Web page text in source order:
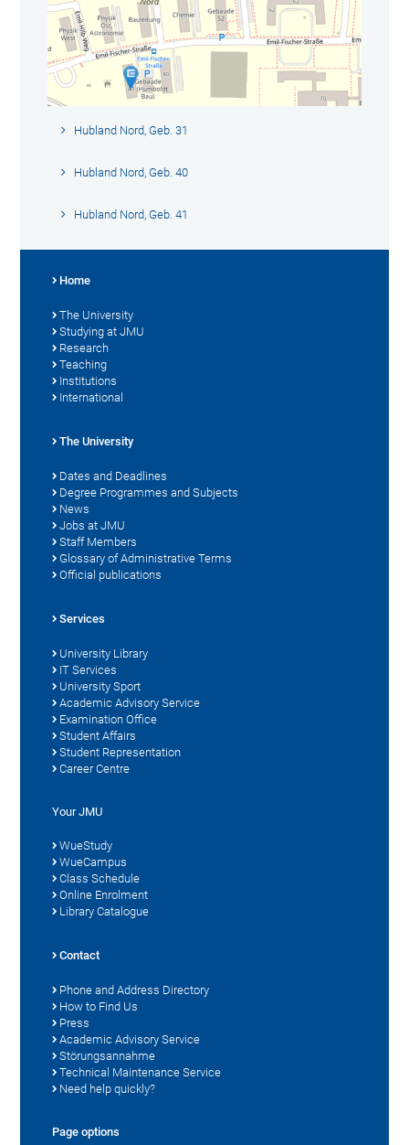
Hubland Nord, Geb. 31
Hubland Nord, Geb. 40
Hubland Nord, Geb. 41
Home
The University
Studying at JMU
Research
Teaching
Institutions
International
The University
Dates and Deadlines
Degree Programmes and Subjects
News
Jobs at JMU
Staff Members
Glossary of Administrative Terms
Official publications
Services
University Library
IT Services
University Sport
Academic Advisory Service
Examination Office
Student Affairs
Student Representation
Career Centre
Your JMU
WueStudy
WueCampus
Class Schedule
Online Enrolment
Library Catalogue
Contact
Phone and Address Directory
How to Find Us
Press
Academic Advisory Service
Störungsannahme
Technical Maintenance Service
Need help quickly?
Page options